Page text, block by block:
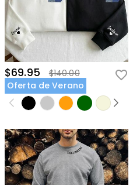
$69.95
$140.00
Oferta de Verano